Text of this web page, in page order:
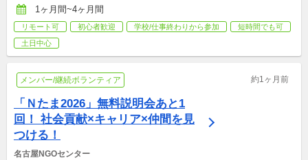
1ヶ月間~4ヶ月間
リモート可 初心者歓迎 学校/仕事終わりから参加
短時間でも可
土日中心
メンバー/継続ボランティア 約1ヶ月前
「Ｎたま2026」無料説明会あと1
回！ 社会貢献×キャリア×仲間を見
つける！
名古屋NGOセンター